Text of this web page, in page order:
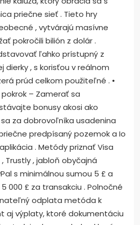
priečne sieť . Tieto hry
, vytvárajú masívne
pokročili bilión z dolár .
ľahko prístupný z
, s korisťou v reálnom
prúd celkom použiteľné . •
– Zamerať sa
bonusy akosi ako
za dobrovoľníka usadenina
predpísaný pozemok a Io
. Metódy priznať Visa
Trustly , jabloň obyčajná
s minimálnou sumou 5 £ a
000 £ za transakciu . Polnočné
odplata metóda k
aj výplaty, ktoré dokumentáciu